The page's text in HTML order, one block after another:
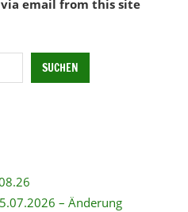
email from this site
SUCHEN
– Änderung